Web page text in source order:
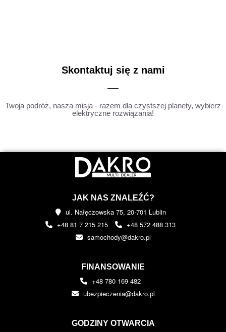
Skontaktuj się z nami
Twoja podróż, nasza misja - razem dla czystszej planety, wybierz
elektryczne rozwiązania!
JAK NAS ZNALEŹĆ?
ul. Nałęczowska 75, 20-701 Lublin
+48 81 7 215 215
+48 572 488 313
samochody@dakro.pl
FINANSOWANIE
+48 780 169 482
ubezpieczenia@dakro.pl
GODZINY OTWARCIA